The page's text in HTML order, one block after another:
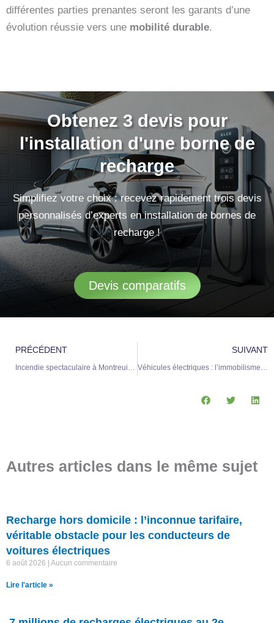
différentes parties prenantes seront les garants d’une
évolution réussie vers une mobilité durable.
Obtenez 3 devis pour
l'installation d'une borne de
recharge
Simplifiez votre choix : recevez rapidement trois devis
personnalisés d’experts en installation de bornes de
recharge !
Devis comparatifs
Précédent
PRÉCÉDENT SUIVANT
Autres articles dans le même sujet
Recharge hors domicile : l’inconnue tarifaire,
véritable obstacle pour les conducteurs de
voitures électriques
6 août 2026 Aucun commentaire
Lire l'article »